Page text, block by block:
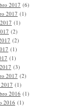
2017 (6)
2017 (1)
(1)
(2)
(2)
(1)
(1)
(3)
2017 (2)
(1)
2016 (1)
2016 (1)